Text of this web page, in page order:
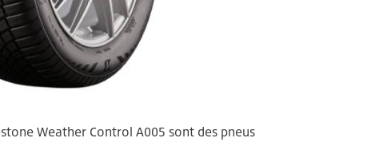
Weather Control A005 sont des pneus